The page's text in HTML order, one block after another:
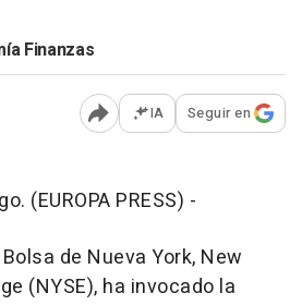
Finanzas
Abrir opciones para
IA Seguir en
(EUROPA PRESS) -
de Nueva York, New
(NYSE), ha invocado la